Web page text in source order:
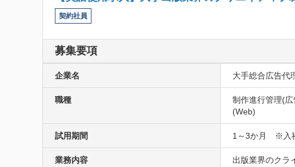
契約社員
募集要項
企業名 大手総合広告代
職種
制作進行管理(
(Web)
試用期間 1～3か月　※入
業務内容 出版業界のクラ